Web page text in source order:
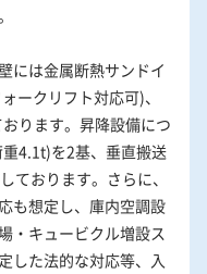
には金属断熱サンドイ
ークリフト対応可)、
ります。昇降設備につ
4.1t)を2基、垂直搬送
ております。さらに、
も想定し、庫内空調設
・キュービクル増設ス
した法的な対応等、入